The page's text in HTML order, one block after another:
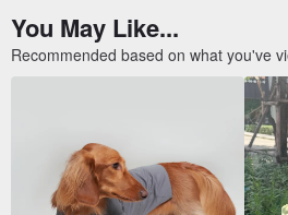
You May Like...
Recommended based on what you've